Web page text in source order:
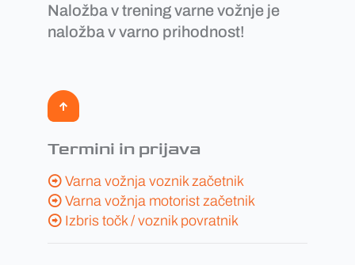
Naložba v trening varne vožnje je
naložba v varno prihodnost!
Termini in prijava
Varna vožnja voznik začetnik
Varna vožnja motorist začetnik
Izbris točk / voznik povratnik